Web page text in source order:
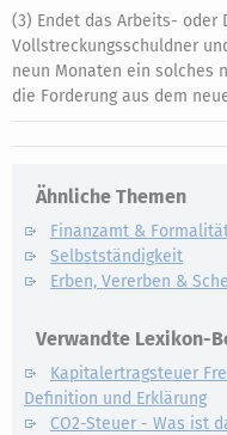
(3) Endet das Arbeits- oder
Vollstreckungsschuldner
neun Monaten ein solches
die Forderung aus dem
Ähnliche Themen
Finanzamt &
Selbstständigkeit
Erben, Vererben &
Verwandte Lexikon-
Kapitalertragsteuer
Definition und Erklärung
CO2-Steuer - Was ist